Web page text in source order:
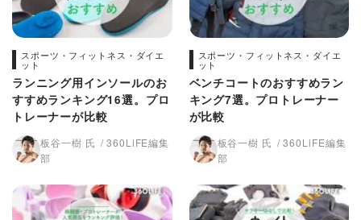
スポーツ・フィットネス・ダイエ
ット
ランニング用インソールのお
すすめランキング16選。プロ
トレーナーが比較
板谷一樹 氏
360LiFE編集
部
スポーツ・フィットネス・ダイエ
ット
ベンチコートのおすすめラン
キング7選。プロトレーナー
が比較
板谷一樹 氏
360LiFE編集
部